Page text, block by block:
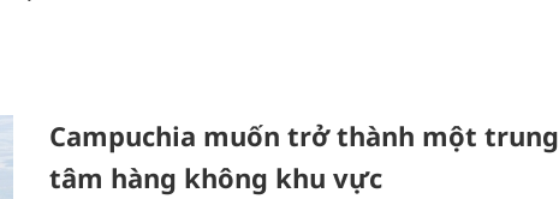
Campuchia muốn trở thành một trung
tâm hàng không khu vực